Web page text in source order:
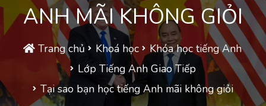
ANH MÃI KHÔNG GIỎI
Trang chủ Khoá học
Khóa học tiếng Anh
Lớp Tiếng Anh Giao Tiếp
Tại sao bạn học tiếng Anh mãi không giỏi